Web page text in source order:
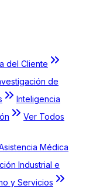
del Cliente
de
Inteligencia
Ver Todos
Médica
Industrial e
y Servicios